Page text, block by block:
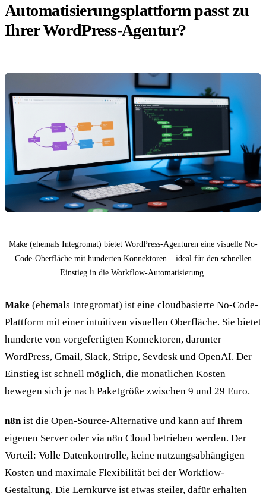
Automatisierungsplattform passt zu
Ihrer WordPress-Agentur?
Make (ehemals Integromat) bietet WordPress-Agenturen eine visuelle No-
Code-Oberfläche mit hunderten Konnektoren – ideal für den schnellen
Einstieg in die Workflow-Automatisierung.
Make (ehemals Integromat) ist eine cloudbasierte No-Code-
Plattform mit einer intuitiven visuellen Oberfläche. Sie bietet
hunderte von vorgefertigten Konnektoren, darunter
WordPress, Gmail, Slack, Stripe, Sevdesk und OpenAI. Der
Einstieg ist schnell möglich, die monatlichen Kosten
bewegen sich je nach Paketgröße zwischen 9 und 29 Euro.
n8n ist die Open-Source-Alternative und kann auf Ihrem
eigenen Server oder via n8n Cloud betrieben werden. Der
Vorteil: Volle Datenkontrolle, keine nutzungsabhängigen
Kosten und maximale Flexibilität bei der Workflow-
Gestaltung. Die Lernkurve ist etwas steiler, dafür erhalten